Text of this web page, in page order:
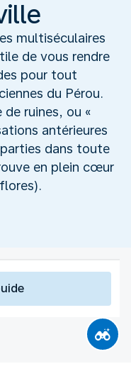
multiséculaires
de vous rendre
pour tout
du Pérou.
ruines, ou «
antérieures
dans toute
en plein cœur